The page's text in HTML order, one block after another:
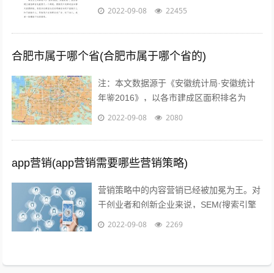
流、互动，在共同分享的前提下很容易形成
2022-09-08 22455
合肥市属于哪个省(合肥市属于哪个省的)
注：本文数据源于《安徽统计局·安徽统计
年鉴2016》，以各市建成区面积排名为
准。图片源于视觉中国、zol，感谢视觉中
2022-09-08 2080
app营销(app营销需要哪些营销策略)
营销策略中的内容营销已经被加冕为王。对
于创业者和创新企业来说，SEM(搜索引擎
营销)、粉丝经济、公关等等手段尚不可形
2022-09-08 2269